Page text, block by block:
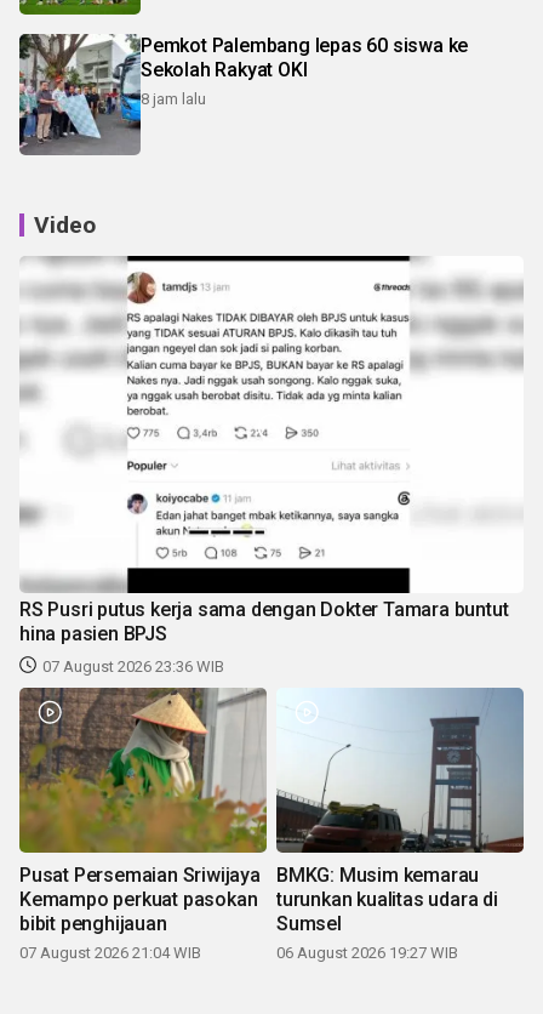
Pemkot Palembang lepas 60 siswa ke
Sekolah Rakyat OKI
8 jam lalu
Video
RS Pusri putus kerja sama dengan Dokter Tamara buntut
hina pasien BPJS
07 August 2026 23:36 WIB
Pusat Persemaian Sriwijaya
Kemampo perkuat pasokan
bibit penghijauan
07 August 2026 21:04 WIB
BMKG: Musim kemarau
turunkan kualitas udara di
Sumsel
06 August 2026 19:27 WIB